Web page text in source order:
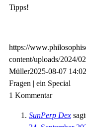
Tipps!
https://
content/uploads/2024/
Müller2025-08-07
Fragen | ein Special
1 Kommentar
SunPerp Dex